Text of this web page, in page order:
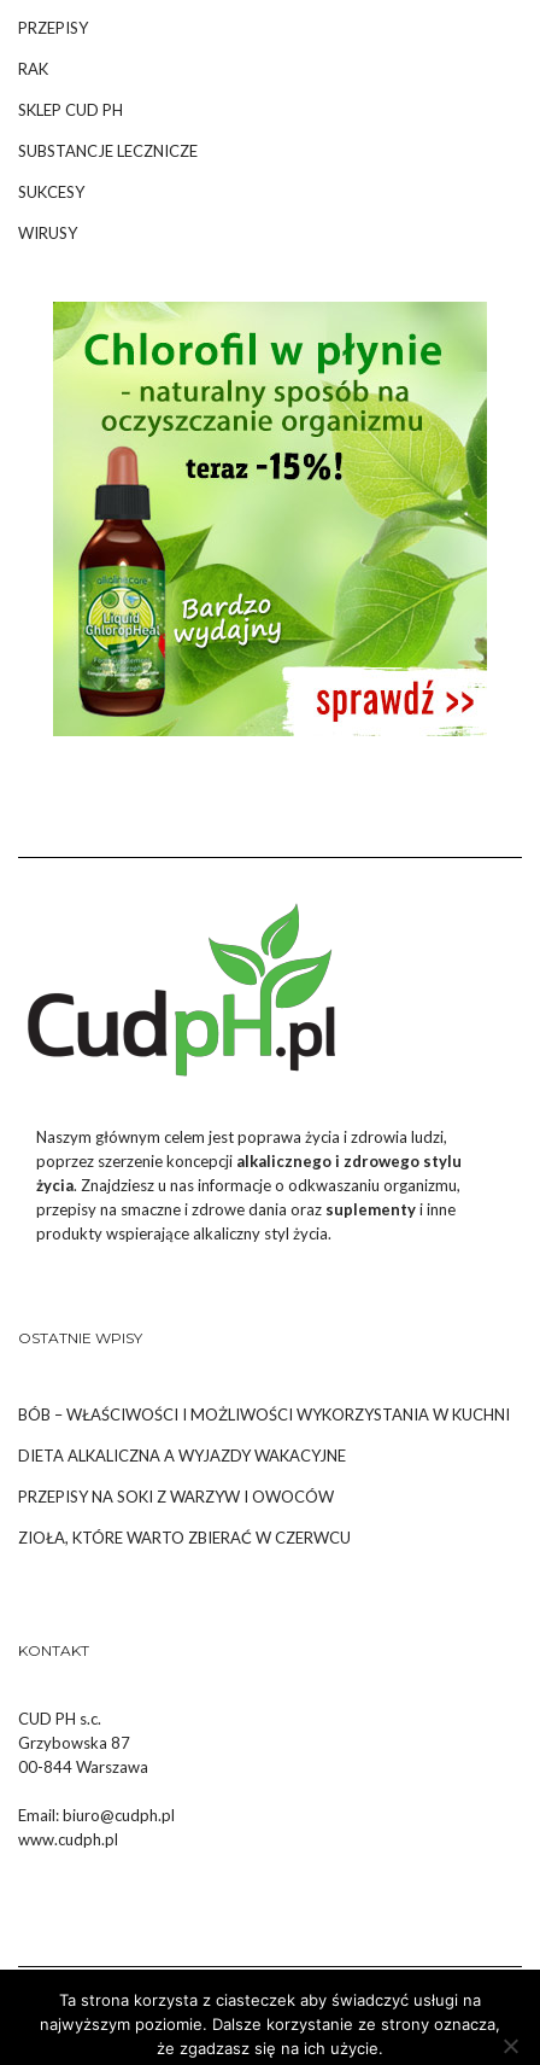
PRZEPISY
RAK
SKLEP CUD PH
SUBSTANCJE LECZNICZE
SUKCESY
WIRUSY
Naszym głównym celem jest poprawa życia i zdrowia ludzi,
poprzez szerzenie koncepcji alkalicznego i zdrowego stylu
życia. Znajdziesz u nas informacje o odkwaszaniu organizmu,
przepisy na smaczne i zdrowe dania oraz suplementyi inne
produkty wspierające alkaliczny styl życia.
OSTATNIE WPISY
BÓB – WŁAŚCIWOŚCI I MOŻLIWOŚCI WYKORZYSTANIA W KUCHNI
DIETA ALKALICZNA A WYJAZDY WAKACYJNE
PRZEPISY NA SOKI Z WARZYW I OWOCÓW
ZIOŁA, KTÓRE WARTO ZBIERAĆ W CZERWCU
KONTAKT
CUD PH s.c.
Grzybowska 87
00-844 Warszawa
Email:biuro@cudph.pl
www.cudph.pl
Wykonanie :Strony Internetowe Białystok Dr Pixel
Ta strona korzysta z ciasteczek aby świadczyć usługi na
najwyższym poziomie. Dalsze korzystanie ze strony oznacza,
że zgadzasz się na ich użycie.